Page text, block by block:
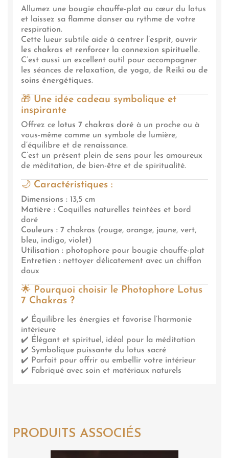
Allumez une bougie chauffe-plat au cœur du lotus
et laissez sa flamme danser au rythme de votre
respiration.
Cette lueur subtile aide à centrer l’esprit, ouvrir
les chakras et renforcer la connexion spirituelle.
C’est aussi un excellent outil pour accompagner
les séances de relaxation, de yoga, de Reiki ou de
soins énergétiques.
🎁 Une idée cadeau symbolique et
inspirante
Offrez ce lotus 7 chakras doré à un proche ou à
vous-même comme un symbole de lumière,
d’équilibre et de renaissance.
C’est un présent plein de sens pour les amoureux
de méditation, de bien-être et de spiritualité.
🌙 Caractéristiques :
Dimensions : 13,5 cm
Matière : Coquilles naturelles teintées et bord
doré
Couleurs : 7 chakras (rouge, orange, jaune, vert,
bleu, indigo, violet)
Utilisation : photophore pour bougie chauffe-plat
Entretien : nettoyer délicatement avec un chiffon
doux
🌟 Pourquoi choisir le Photophore Lotus
7 Chakras ?
✔️ Équilibre les énergies et favorise l’harmonie
intérieure
✔️ Élégant et spirituel, idéal pour la méditation
✔️ Symbolique puissante du lotus sacré
✔️ Parfait pour offrir ou embellir votre intérieur
✔️ Fabriqué avec soin et matériaux naturels
PRODUITS ASSOCIÉS